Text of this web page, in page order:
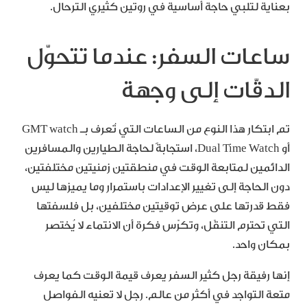
بعناية لتلبي حاجة أساسية في روتين كثيري الترحال.
ساعات السفر: عندما تتحوّل
الدقّات إلى وجهة
تم ابتكار هذا النوع من الساعات التي تُعرف بـ GMT watch
أو Dual Time Watch، استجابةً لحاجة الطيارين والمسافرين
الدائمين لمتابعة الوقت في منطقتين زمنيتين مختلفتين،
دون الحاجة إلى تغيير الإعدادات باستمرار وما يميزها ليس
فقط قدرتها على عرض توقيتين مختلفين، بل فلسفتها
التي تحترم التنقّل، وتكرّس فكرة أن الانتماء لا يُختصر
بمكان واحد.
إنها رفيقة رجل كثير السفر يعرف قيمة الوقت كما يعرف
متعة التواجد في أكثر من عالم. رجل لا تعنيه الفواصل